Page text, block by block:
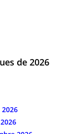
de 2026